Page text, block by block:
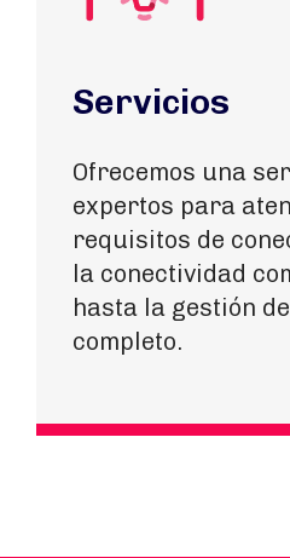
Servicios
Ofrecemos una
expertos para
requisitos de
la conectividad
hasta la gestión
completo.